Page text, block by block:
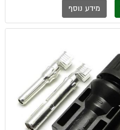
מידע נוסף